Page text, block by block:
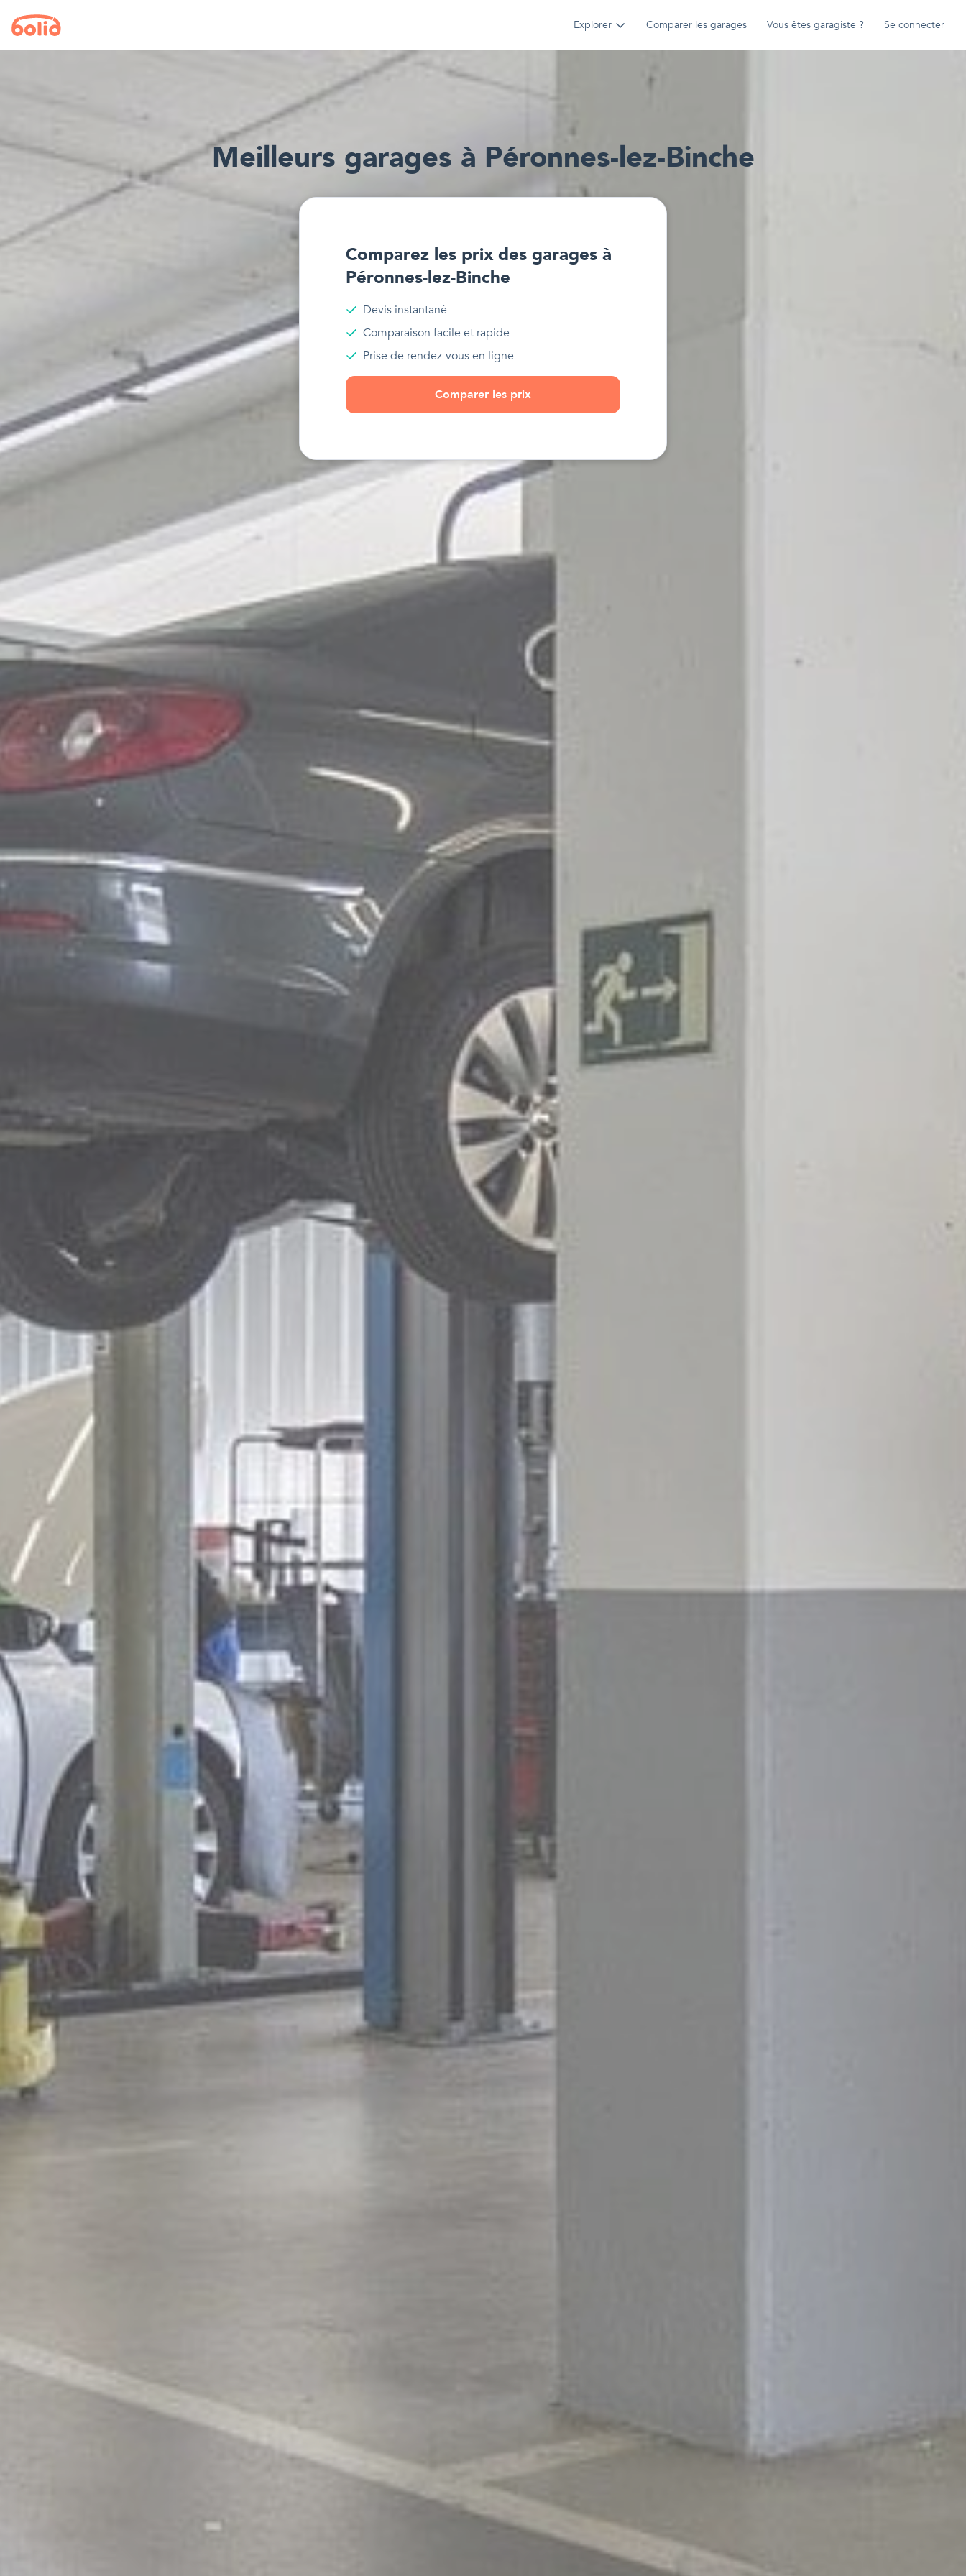
Explorer Comparer les garages Vous êtes garagiste ? Se connecter
Meilleurs garages à Péronnes-lez-Binche
Comparez les prix des garages à
Péronnes-lez-Binche
Devis instantané
Comparaison facile et rapide
Prise de rendez-vous en ligne
Comparer les prix